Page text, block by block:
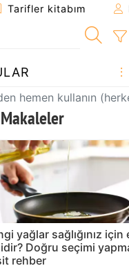
Tarifler kitabım
hemen kullanın
Makaleler
yağlar sağlığınız için
Doğru seçimi
rehber